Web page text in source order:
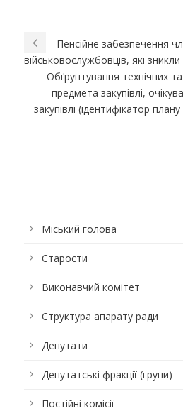
Пенсійне забезпечення
військовослужбовців, які зникли
Обґрунтування технічних
предмета закупівлі,
закупівлі (iдентифiкатор
Міський голова
Старости
Виконавчий комітет
Структура апарату ради
Депутати
Депутатські фракції (групи)
Постійні комісії